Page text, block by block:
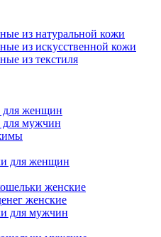
из натуральной кожи
из искусственной кожи
из текстиля
для женщин
мужчин
для женщин
женские
женские
для мужчин